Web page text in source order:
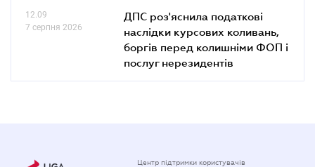
12.09
7 серпня 2026
ДПС роз'яснила податкові
наслідки курсових коливань,
боргів перед колишніми ФОП і
послуг нерезидентів
Центр підтримки користувачів